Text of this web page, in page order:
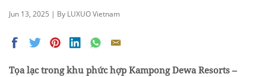
Jun 13, 2025 | By LUXUO Vietnam
Tọa lạc trong khu phức hợp Kampong Dewa Resorts –